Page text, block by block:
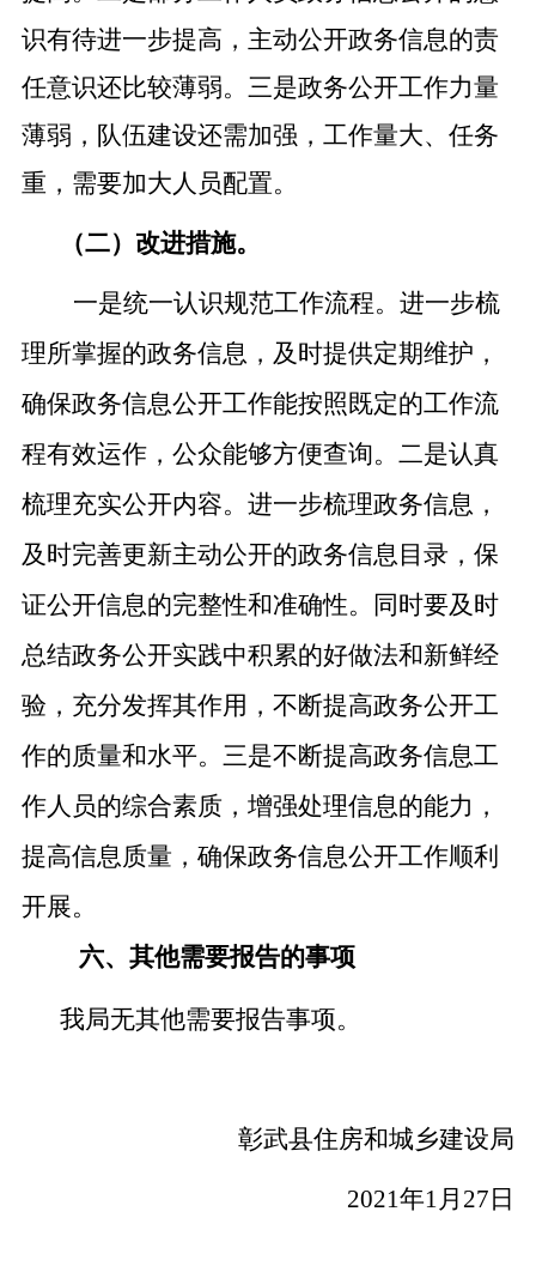
识有待进一步提高，主动公开政务信息的责
任意识还比较薄弱。三是政务公开工作力量
薄弱，队伍建设还需加强，工作量大、任务
重，需要加大人员配置。
（二）改进措施。
一是统一认识规范工作流程。进一步梳
理所掌握的政务信息，及时提供定期维护，
确保政务信息公开工作能按照既定的工作流
程有效运作，公众能够方便查询。二是认真
梳理充实公开内容。进一步梳理政务信息，
及时完善更新主动公开的政务信息目录，保
证公开信息的完整性和准确性。同时要及时
总结政务公开实践中积累的好做法和新鲜经
验，充分发挥其作用，不断提高政务公开工
作的质量和水平。三是不断提高政务信息工
作人员的综合素质，增强处理信息的能力，
提高信息质量，确保政务信息公开工作顺利
开展。
六、其他需要报告的事项
我局无其他需要报告事项。
彰武县住房和城乡建设局
2021年1月27日